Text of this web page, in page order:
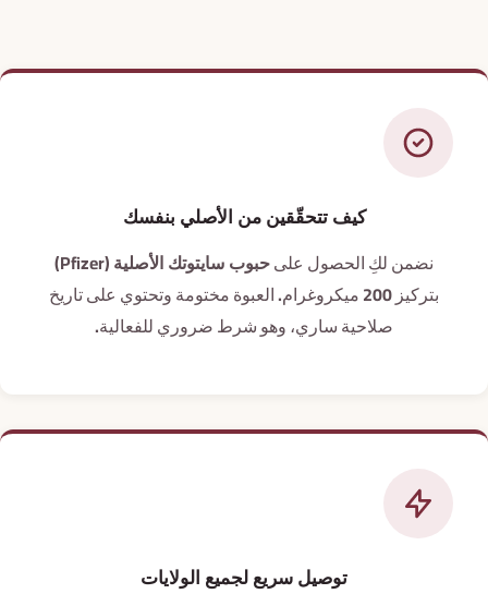
كيف تتحقّقين من الأصلي بنفسك
نضمن لكِ الحصول علىحبوب سايتوتك الأصلية
(⁨Pfizer⁩)
بتركيز 200 ميكروغرام. العبوة مختومة وتحتوي على تاريخ
صلاحية ساري، وهو شرط ضروري للفعالية.
توصيل سريع لجميع الولايات